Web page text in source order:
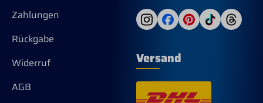
Zahlungen
Rückgabe
Widerruf
AGB
Versand